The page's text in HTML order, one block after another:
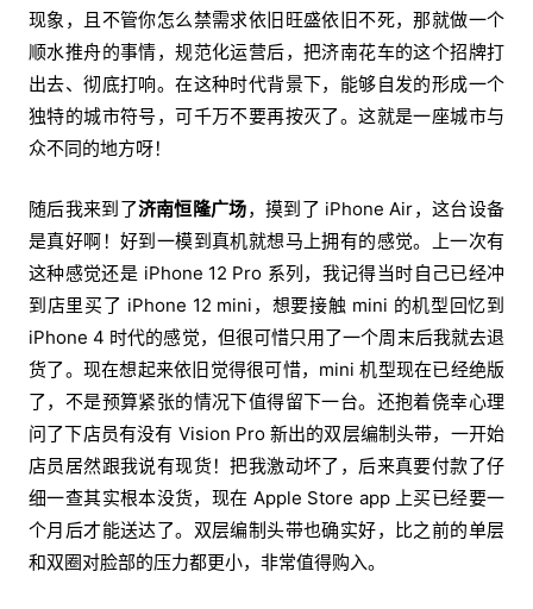
现象，且不管你怎么禁需求依旧旺盛依旧不死，那就做一个
顺水推舟的事情，规范化运营后，把济南花车的这个招牌打
出去、彻底打响。在这种时代背景下，能够自发的形成一个
独特的城市符号，可千万不要再按灭了。这就是一座城市与
众不同的地方呀！
随后我来到了济南恒隆广场，摸到了 iPhone Air，这台设备
是真好啊！好到一模到真机就想马上拥有的感觉。上一次有
这种感觉还是 iPhone 12 Pro 系列，我记得当时自己已经冲
到店里买了 iPhone 12 mini，想要接触 mini 的机型回忆到
iPhone 4 时代的感觉，但很可惜只用了一个周末后我就去退
货了。现在想起来依旧觉得很可惜，mini 机型现在已经绝版
了，不是预算紧张的情况下值得留下一台。还抱着侥幸心理
问了下店员有没有 Vision Pro 新出的双层编制头带，一开始
店员居然跟我说有现货！把我激动坏了，后来真要付款了仔
细一查其实根本没货，现在 Apple Store app 上买已经要一
个月后才能送达了。双层编制头带也确实好，比之前的单层
和双圈对脸部的压力都更小，非常值得购入。